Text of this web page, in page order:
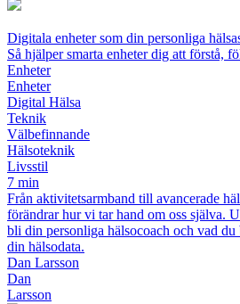
Digitala enheter som din personliga
Så hjälper smarta enheter dig att förstå,
Enheter
Enheter
Digital Hälsa
Teknik
Välbefinnande
Hälsoteknik
Livsstil
7 min
Från aktivitetsarmband till avancerade
förändrar hur vi tar hand om oss själva.
bli din personliga hälsocoach och vad du
din hälsodata.
Dan Larsson
Dan
Larsson